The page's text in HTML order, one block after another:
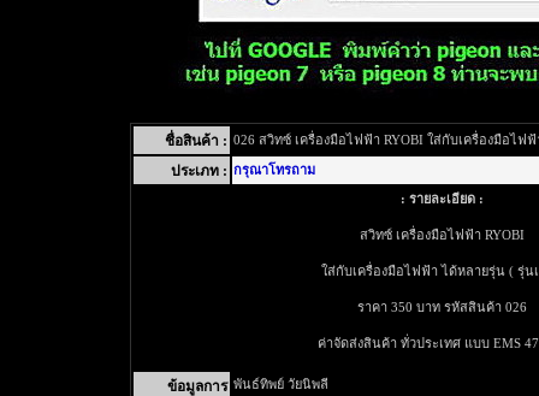
ชื่อสินค้า : 026 สวิทซ์ เครื่องมือไฟฟ้า RYOBI ใส่กับเครื่องมือไฟ
ประเภท : กรุณาโทรถาม
: รายละเอียด :
สวิทซ์ เครื่องมือไฟฟ้า RYOBI
ใส่กับเครื่องมือไฟฟ้า ได้หลายรุ่น ( รุ่น
ราคา 350 บาท รหัสสินค้า 026
ค่าจัดส่งสินค้า ทั่วประเทศ แบบ EMS
ข้อมูลการ พันธ์ทิพย์ วัยนิพลี